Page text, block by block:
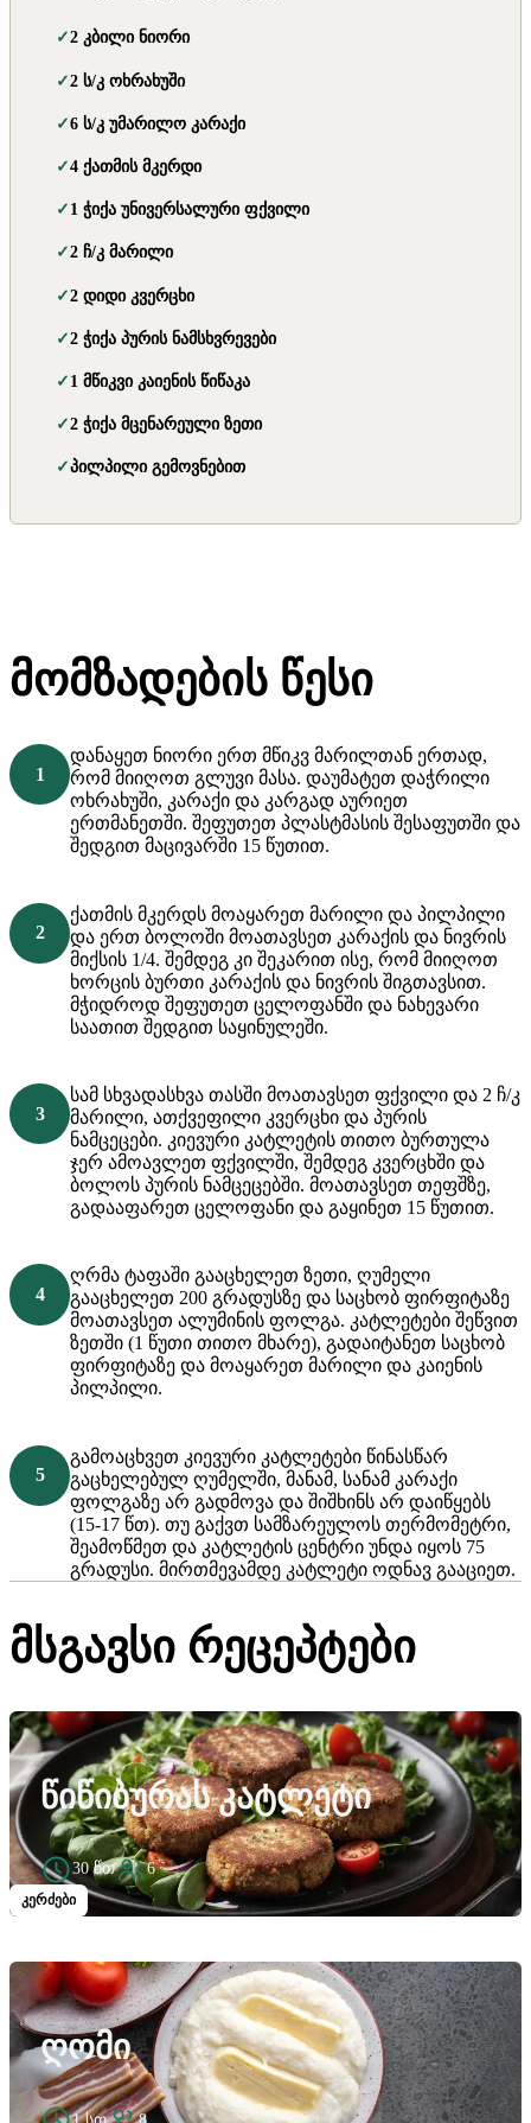
მომზადების წესი
დანაყეთ ნიორი ერთ მწიკვ მარილთან ერთად,
რომ მიიღოთ გლუვი მასა. დაუმატეთ დაჭრილი
ოხრახუში, კარაქი და კარგად აურიეთ
ერთმანეთში. შეფუთეთ პლასტმასის შესაფუთში და
შედგით მაცივარში 15 წუთით.
ქათმის მკერდს მოაყარეთ მარილი და პილპილი
და ერთ ბოლოში მოათავსეთ კარაქის და ნივრის
მიქსის 1/4. შემდეგ კი შეკარით ისე, რომ მიიღოთ
ხორცის ბურთი კარაქის და ნივრის შიგთავსით.
მჭიდროდ შეფუთეთ ცელოფანში და ნახევარი
საათით შედგით საყინულეში.
სამ სხვადასხვა თასში მოათავსეთ ფქვილი და 2 ჩ/კ
მარილი, ათქვეფილი კვერცხი და პურის
ნამცეცები. კიევური კატლეტის თითო ბურთულა
ჯერ ამოავლეთ ფქვილში, შემდეგ კვერცხში და
ბოლოს პურის ნამცეცებში. მოათავსეთ თეფშზე,
გადააფარეთ ცელოფანი და გაყინეთ 15 წუთით.
ღრმა ტაფაში გააცხელეთ ზეთი, ღუმელი
გააცხელეთ 200 გრადუსზე და საცხობ ფირფიტაზე
მოათავსეთ ალუმინის ფოლგა. კატლეტები შეწვით
ზეთში (1 წუთი თითო მხარე), გადაიტანეთ საცხობ
ფირფიტაზე და მოაყარეთ მარილი და კაიენის
პილპილი.
გამოაცხვეთ კიევური კატლეტები წინასწარ
გაცხელებულ ღუმელში, მანამ, სანამ კარაქი
ფოლგაზე არ გადმოვა და შიშხინს არ დაიწყებს
(15-17 წთ). თუ გაქვთ სამზარეულოს თერმომეტრი,
შეამოწმეთ და კატლეტის ცენტრი უნდა იყოს 75
გრადუსი. მირთმევამდე კატლეტი ოდნავ გააციეთ.
2 კბილი ნიორი
2 ს/კ ოხრახუში
6 ს/კ უმარილო კარაქი
4 ქათმის მკერდი
1 ჭიქა უნივერსალური ფქვილი
2 ჩ/კ მარილი
2 დიდი კვერცხი
2 ჭიქა პურის ნამსხვრევები
1 მწიკვი კაიენის წიწაკა
2 ჭიქა მცენარეული ზეთი
პილპილი გემოვნებით
მსგავსი რეცეპტები
კერძები
ᲬᲘᲬᲘᲑᲣᲠᲐᲡ ᲙᲐᲢᲚᲔᲢᲘ
30 წთ 6
ᲦᲝᲛᲘ